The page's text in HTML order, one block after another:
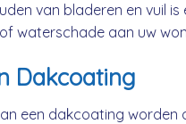
van bladeren en vuil
waterschade aan uw
Dakcoating
een dakcoating